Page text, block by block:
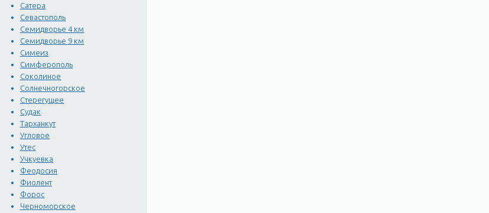
Сатера
Севастополь
Семидворье 4 км
Семидворье 9 км
Симеиз
Симферополь
Соколиное
Солнечногорское
Стерегущее
Судак
Тарханкут
Угловое
Утес
Учкуевка
Феодосия
Фиолент
Форос
Черноморское